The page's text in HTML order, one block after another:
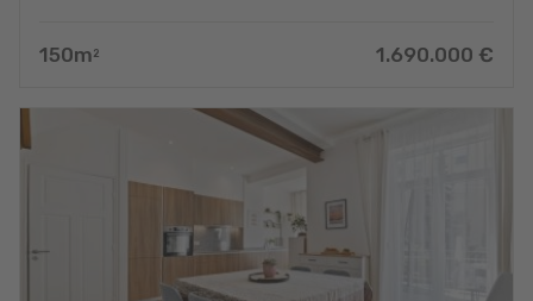
150m 2 1.690.000 €